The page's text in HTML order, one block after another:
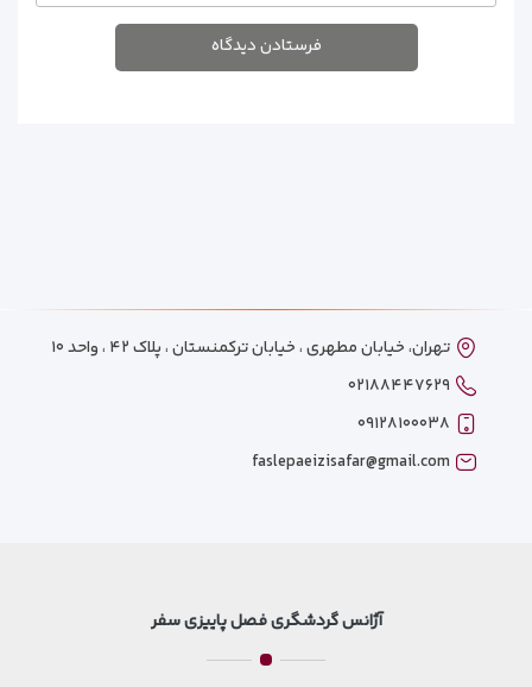
تهران، خیابان مطهری ، خیابان ترکمنستان ، پلاک ۴۲ ، واحد ۱۰
۰۲۱۸۸۴۴۷۶۲۹
۰۹۱۲۸۱۰۰۰۳۸
faslepaeizisafar@gmail.com
آژانس گردشگری فصل پاییزی سفر